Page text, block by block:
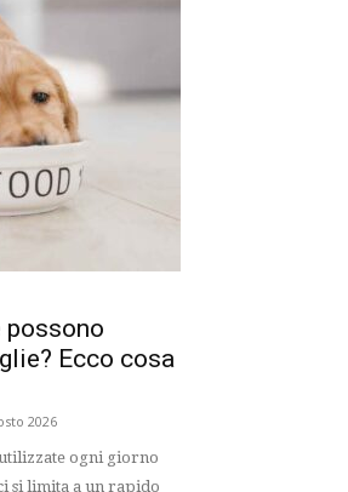
possono
Ecco cosa
2026
ogni giorno
si limita a un rapido